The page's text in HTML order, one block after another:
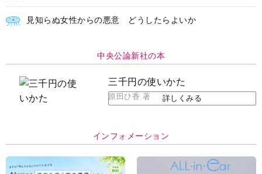
見知らぬ女性からの悪意 どうしたらよいか
中央公論新社の本
三千円の使いかた
原田ひ香 著 詳しくみる
インフォメーション